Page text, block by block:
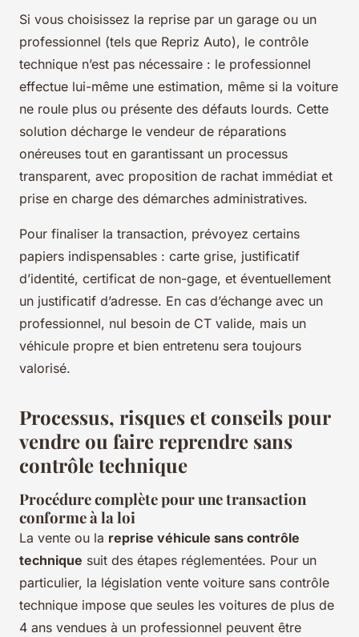
Si vous choisissez la reprise par un garage ou un
professionnel (tels que Repriz Auto), le contrôle
technique n’est pas nécessaire : le professionnel
effectue lui-même une estimation, même si la voiture
ne roule plus ou présente des défauts lourds. Cette
solution décharge le vendeur de réparations
onéreuses tout en garantissant un processus
transparent, avec proposition de rachat immédiat et
prise en charge des démarches administratives.
Pour finaliser la transaction, prévoyez certains
papiers indispensables : carte grise, justificatif
d’identité, certificat de non-gage, et éventuellement
un justificatif d’adresse. En cas d’échange avec un
professionnel, nul besoin de CT valide, mais un
véhicule propre et bien entretenu sera toujours
valorisé.
Processus, risques et conseils pour
vendre ou faire reprendre sans
contrôle technique
Procédure complète pour une transaction
conforme à la loi
La vente ou la reprise véhicule sans contrôle
technique suit des étapes réglementées. Pour un
particulier, la législation vente voiture sans contrôle
technique impose que seules les voitures de plus de
4 ans vendues à un professionnel peuvent être